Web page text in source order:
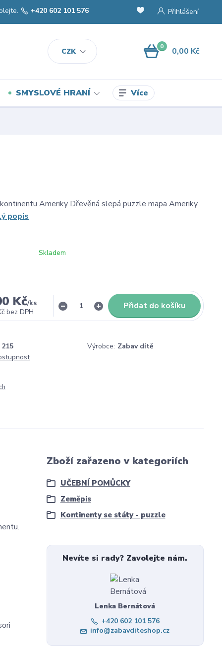
CZK
Přihlášení
+420 602 101 576
0 0,00 Kč
SMYSLOVÉ HRANÍ Více
Ameriky Dřevěná slepá puzzle mapa Ameriky
popis
Skladem
Kč/ks
bez DPH
Přidat do košíku
215 Výrobce: Zabav dítě
Zboží zařazeno v kategoriích
UČEBNÍ POMŮCKY
Zeměpis
Kontinenty se státy - puzzle
Nevíte si rady? Zavolejte nám.
Lenka Bernátová
+420 602 101 576
info@zabavditeshop.cz